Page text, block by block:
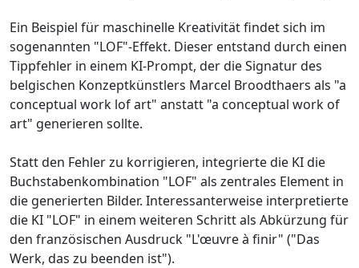
Ein Beispiel für maschinelle Kreativität findet sich im
sogenannten "LOF"-Effekt. Dieser entstand durch einen
Tippfehler in einem KI-Prompt, der die Signatur des
belgischen Konzeptkünstlers Marcel Broodthaers als "a
conceptual work lof art" anstatt "a conceptual work of
art" generieren sollte.
Statt den Fehler zu korrigieren, integrierte die KI die
Buchstabenkombination "LOF" als zentrales Element in
die generierten Bilder. Interessanterweise interpretierte
die KI "LOF" in einem weiteren Schritt als Abkürzung für
den französischen Ausdruck "L'œuvre à finir" ("Das
Werk, das zu beenden ist").